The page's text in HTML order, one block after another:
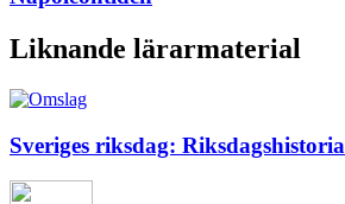
Liknande lärarmaterial
Sveriges riksdag: Riksdagshistoria